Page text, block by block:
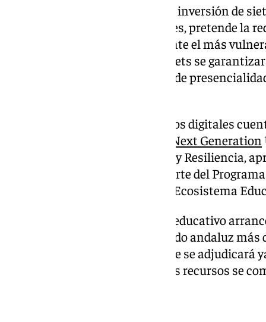
Esta medida, que supondrá una inversión de
beneficiará a 119.046 estudiantes, pretende la
entre el alumnado, especialmente el más
de ordenadores portátiles y tablets se
educativo tanto en situaciones de
La adquisición de los dispositivos digitales
fondos Next Generation
Recuperación, Transformación y Resiliencia,
Covid-19. En concreto, forma parte del
(PCT) para la Digitalización del Ecosistema
Esta digitalización del sistema educativo
poner a disposición del alumnado andaluz
digitales. También en noviembre se adjudicará
50.000 aulas interactivas, cuyos recursos se